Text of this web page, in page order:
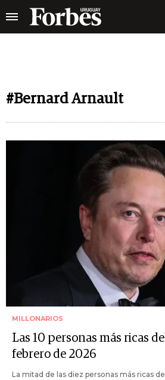
#Bernard Arnault
MILLONARIOS
Las 10 personas más ricas
febrero de 2026
La mitad de las diez personas más ricas